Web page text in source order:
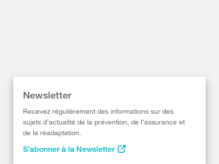
Newsletter
Recevez régulièrement des informations sur des
sujets d’actualité de la prévention, de l’assurance et
de la réadaptation.
S’abonner à la Newsletter